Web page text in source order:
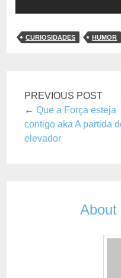
CURIOSIDADES HUMOR
PREVIOUS POST
←Que a Força esteja
contigo aka A partida
elevador
About